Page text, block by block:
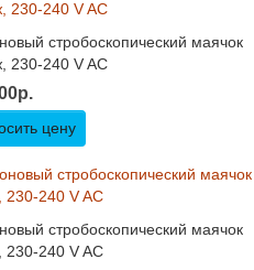
стробоскопический маячок
230-240 V AC
цену
стробоскопический маячок
240 V AC